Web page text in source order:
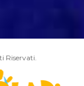
Riservati.